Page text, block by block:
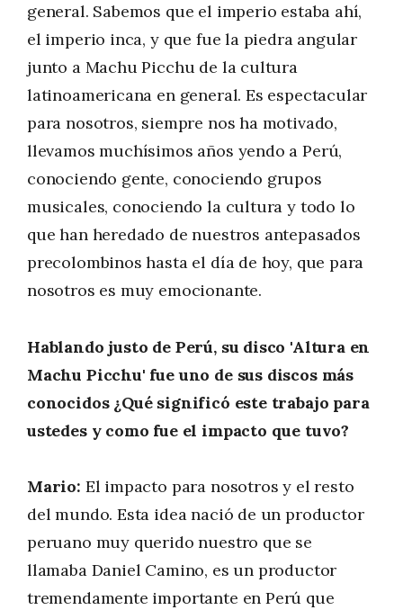
general. Sabemos que el imperio estaba ahí,
el imperio inca, y que fue la piedra angular
junto a Machu Picchu de la cultura
latinoamericana en general. Es espectacular
para nosotros, siempre nos ha motivado,
llevamos muchísimos años yendo a Perú,
conociendo gente, conociendo grupos
musicales, conociendo la cultura y todo lo
que han heredado de nuestros antepasados
precolombinos hasta el día de hoy, que para
nosotros es muy emocionante.
Hablando justo de Perú, su disco 'Altura en
Machu Picchu' fue uno de sus discos más
conocidos ¿Qué significó este trabajo para
ustedes y como fue el impacto que tuvo?
Mario: El impacto para nosotros y el resto
del mundo. Esta idea nació de un productor
peruano muy querido nuestro que se
llamaba Daniel Camino, es un productor
tremendamente importante en Perú que